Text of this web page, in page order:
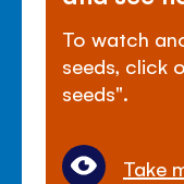
To watch
seeds, click
seeds".
Take